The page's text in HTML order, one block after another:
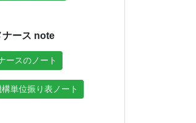
ナース note
ースのノート
単位振り表ノート